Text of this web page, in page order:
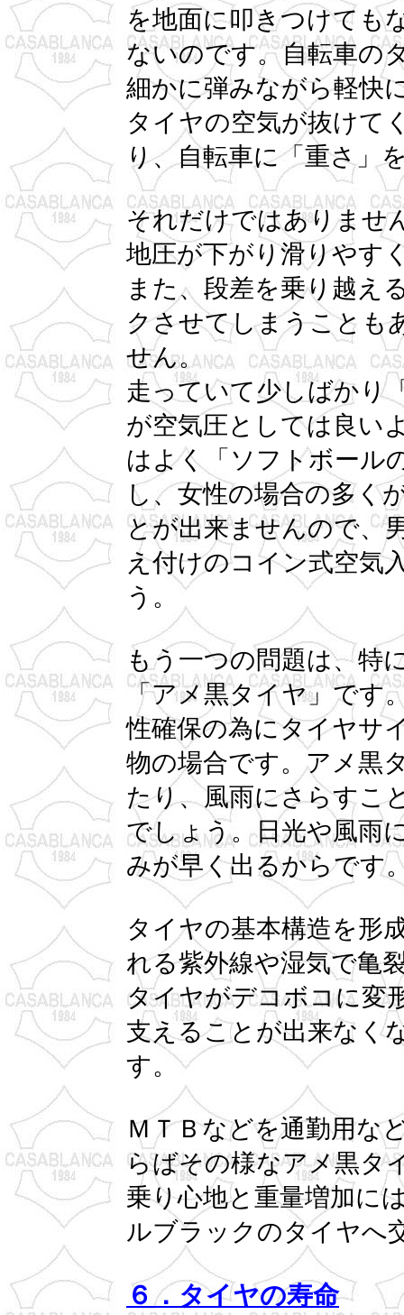
を地面に叩きつけても
ないのです。自転車の
細かに弾みながら軽快
タイヤの空気が抜けて
り、自転車に「重さ」
それだけではありませ
地圧が下がり滑りやす
また、段差を乗り越え
クさせてしまうことも
せん。
走っていて少しばかり
が空気圧としては良い
はよく「ソフトボール
し、女性の場合の多く
とが出来ませんので、
え付けのコイン式空気
う。
もう一つの問題は、特
「アメ黒タイヤ」です
性確保の為にタイヤサ
物の場合です。アメ黒
たり、風雨にさらすこ
でしょう。日光や風雨
みが早く出るからです
タイヤの基本構造を形
れる紫外線や湿気で亀
タイヤがデコボコに変
支えることが出来なく
す。
ＭＴＢなどを通勤用な
らばその様なアメ黒タ
乗り心地と重量増加に
ルブラックのタイヤへ
６．タイヤの寿命